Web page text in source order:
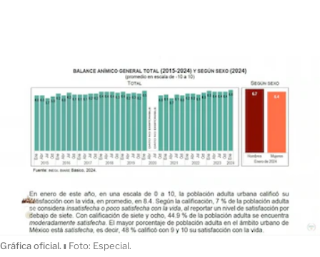
Gráfica oficial. ı Foto: Especial.